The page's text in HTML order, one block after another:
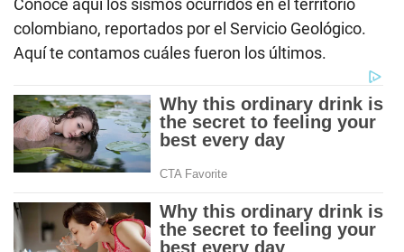
Conoce aquí los sismos ocurridos en el territorio
colombiano, reportados por el Servicio Geológico.
Aquí te contamos cuáles fueron los últimos.